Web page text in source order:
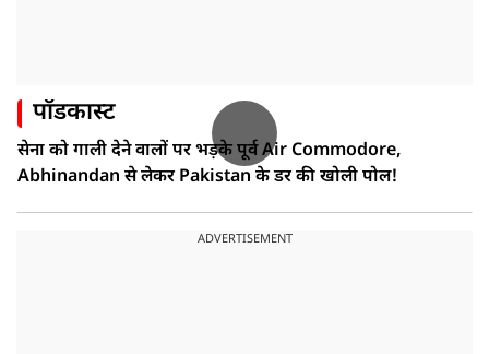
पॉडकास्ट
सेना को गाली देने वालों पर भड़के पूर्व Air Commodore,
Abhinandan से लेकर Pakistan के डर की खोली पोल!
ADVERTISEMENT